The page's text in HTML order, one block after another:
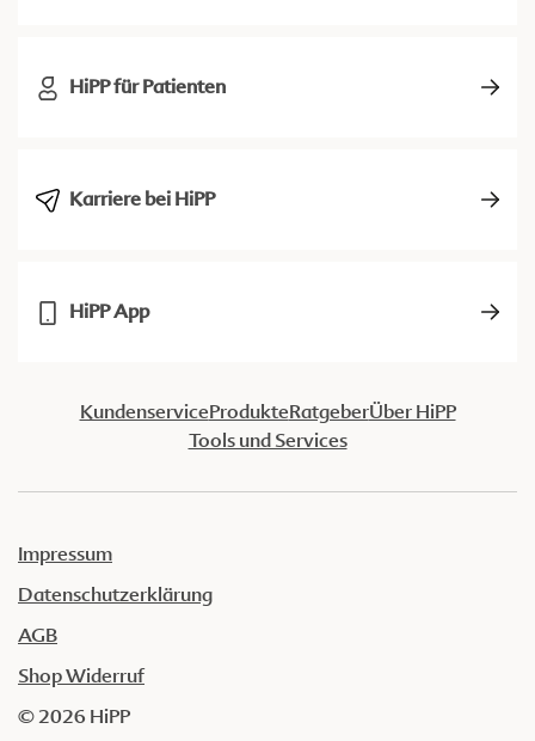
HiPP für Patienten
Karriere bei HiPP
HiPP App
KundenserviceProdukteRatgeberÜber HiPP
Tools und Services
Impressum
Datenschutzerklärung
AGB
Shop Widerruf
© 2026 HiPP